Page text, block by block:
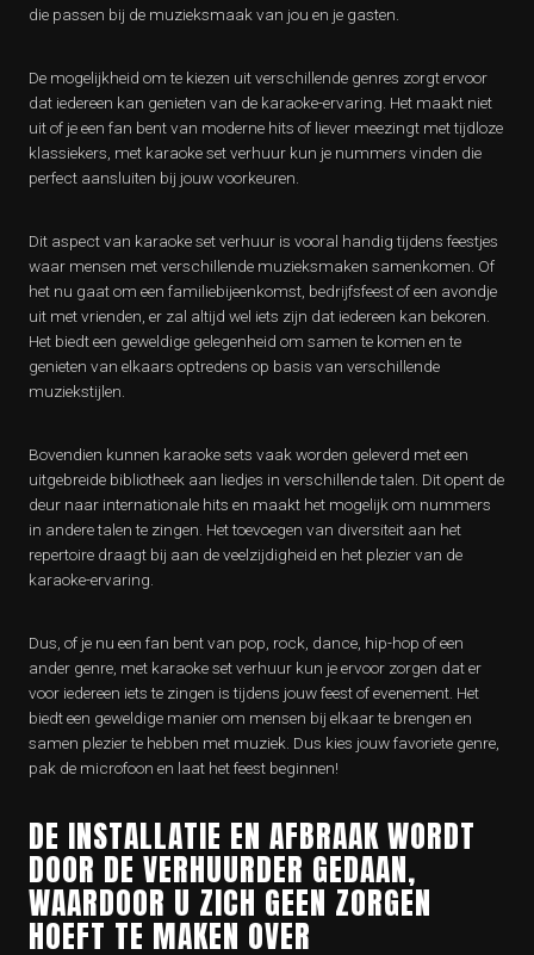
die passen bij de muzieksmaak van jou en je gasten.
De mogelijkheid om te kiezen uit verschillende genres zorgt ervoor
dat iedereen kan genieten van de karaoke-ervaring. Het maakt niet
uit of je een fan bent van moderne hits of liever meezingt met tijdloze
klassiekers, met karaoke set verhuur kun je nummers vinden die
perfect aansluiten bij jouw voorkeuren.
Dit aspect van karaoke set verhuur is vooral handig tijdens feestjes
waar mensen met verschillende muzieksmaken samenkomen. Of
het nu gaat om een familiebijeenkomst, bedrijfsfeest of een avondje
uit met vrienden, er zal altijd wel iets zijn dat iedereen kan bekoren.
Het biedt een geweldige gelegenheid om samen te komen en te
genieten van elkaars optredens op basis van verschillende
muziekstijlen.
Bovendien kunnen karaoke sets vaak worden geleverd met een
uitgebreide bibliotheek aan liedjes in verschillende talen. Dit opent de
deur naar internationale hits en maakt het mogelijk om nummers
in andere talen te zingen. Het toevoegen van diversiteit aan het
repertoire draagt ​​bij aan de veelzijdigheid en het plezier van de
karaoke-ervaring.
Dus, of je nu een fan bent van pop, rock, dance, hip-hop of een
ander genre, met karaoke set verhuur kun je ervoor zorgen dat er
voor iedereen iets te zingen is tijdens jouw feest of evenement. Het
biedt een geweldige manier om mensen bij elkaar te brengen en
samen plezier te hebben met muziek. Dus kies jouw favoriete genre,
pak de microfoon en laat het feest beginnen!
DE INSTALLATIE EN AFBRAAK WORDT
DOOR DE VERHUURDER GEDAAN,
WAARDOOR U ZICH GEEN ZORGEN
HOEFT TE MAKEN OVER